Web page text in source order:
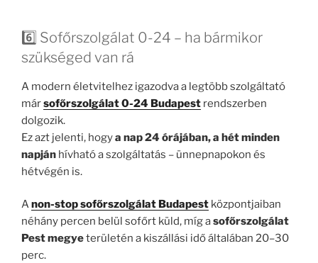
6️⃣ Sofőrszolgálat 0-24 – ha bármikor
szükséged van rá
A modern életvitelhez igazodva a legtöbb szolgáltató
mársofőrszolgálat 0-24 Budapest rendszerben
dolgozik.
Ez azt jelenti, hogya nap 24 órájában, a hét minden
napján hívható a szolgáltatás – ünnepnapokon és
hétvégén is.
Anon-stop sofőrszolgálat Budapest központjaiban
néhány percen belül sofőrt küld, míg asofőrszolgálat
Pest megyeterületén a kiszállási idő általában 20–30
perc.